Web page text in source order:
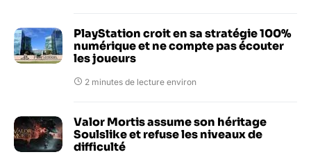
PlayStation croit en sa stratégie 100%
numérique et ne compte pas écouter
les joueurs
2 minutes de lecture environ
Valor Mortis assume son héritage
Soulslike et refuse les niveaux de
difficulté